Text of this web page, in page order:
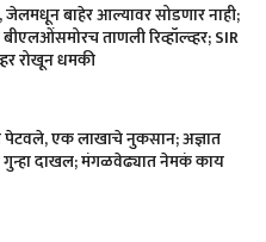
बाहेर आल्यावर सोडणार नाही;
ताणली रिव्हॉल्व्हर; SIR
रोखून धमकी
एक लाखाचे नुकसान; अज्ञात
दाखल; मंगळवेढ्यात नेमकं काय